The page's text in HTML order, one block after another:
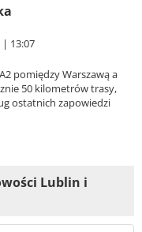
| 13:07
pomiędzy Warszawą a
50 kilometrów trasy,
ostatnich zapowiedzi
Lublin i